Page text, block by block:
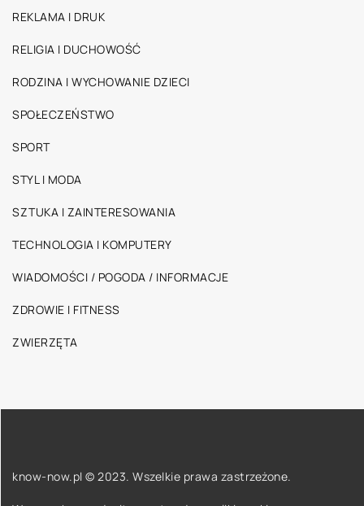
REKLAMA I DRUK
RELIGIA I DUCHOWOŚĆ
RODZINA I WYCHOWANIE DZIECI
SPOŁECZEŃSTWO
SPORT
STYL I MODA
SZTUKA I ZAINTERESOWANIA
TECHNOLOGIA I KOMPUTERY
WIADOMOŚCI / POGODA / INFORMACJE
ZDROWIE I FITNESS
ZWIERZĘTA
know-now.pl © 2023. Wszelkie prawa zastrzeżone.